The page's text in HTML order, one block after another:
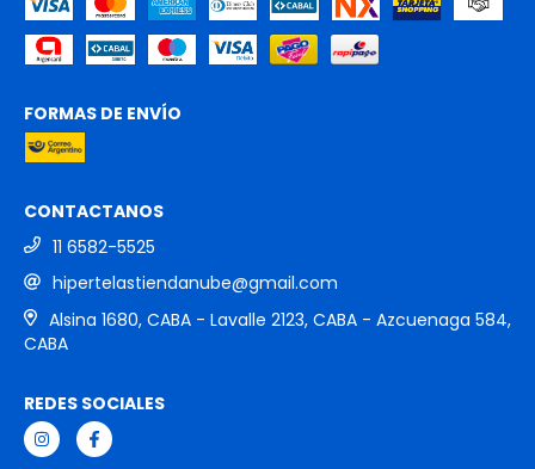
FORMAS DE ENVÍO
CONTACTANOS
11 6582-5525
hipertelastiendanube@gmail.com
Alsina 1680, CABA - Lavalle 2123, CABA - Azcuenaga 584,
CABA
REDES SOCIALES